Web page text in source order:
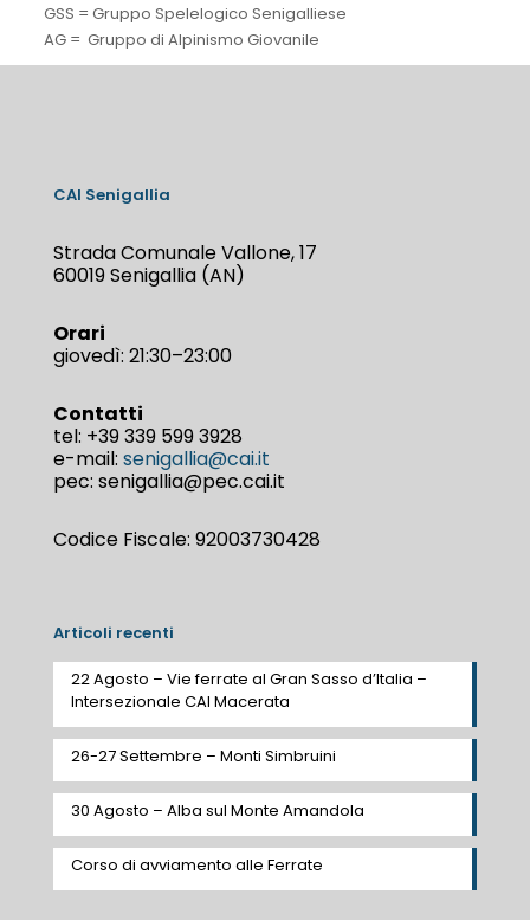
GSS = Gruppo Spelelogico Senigalliese
AG = Gruppo di Alpinismo Giovanile
CAI Senigallia
Strada Comunale Vallone, 17
60019 Senigallia (AN)
Orari
giovedì: 21:30–23:00
Contatti
tel: +39 339 599 3928
e-mail: senigallia@cai.it
pec: senigallia@pec.cai.it
Codice Fiscale: 92003730428
Articoli recenti
22 Agosto – Vie ferrate al Gran Sasso d’Italia –
Intersezionale CAI Macerata
26-27 Settembre – Monti Simbruini
30 Agosto – Alba sul Monte Amandola
Corso di avviamento alle Ferrate